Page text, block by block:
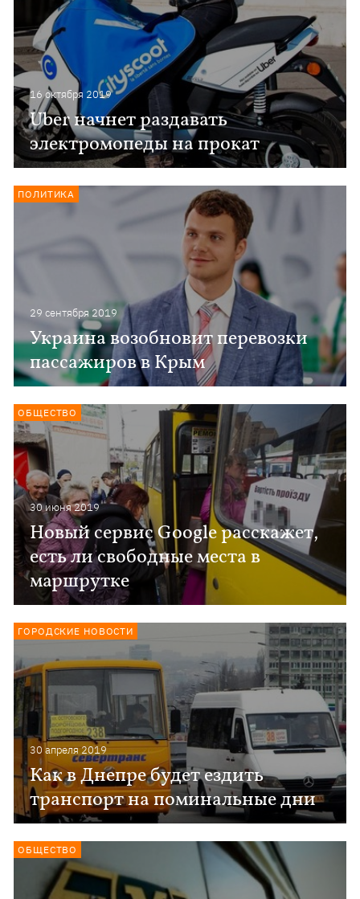
16 октября 2019
Uber начнет раздавать
электромопеды на прокат
29 сентября 2019
Украина возобновит перевозки
пассажиров в Крым
ПОЛИТИКА
30 июня 2019
Новый сервис Google расскажет,
есть ли свободные места в
маршрутке
ОБЩЕСТВО
30 апреля 2019
Как в Днепре будет ездить
транспорт на поминальные дни
ГОРОДСКИЕ НОВОСТИ
ОБЩЕСТВО